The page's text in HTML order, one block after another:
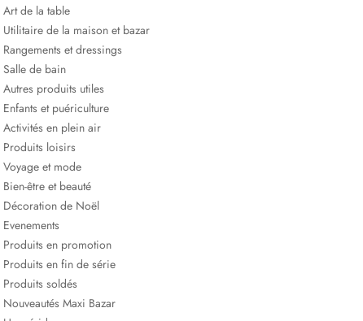
Art de la table
Utilitaire de la maison et bazar
Rangements et dressings
Salle de bain
Autres produits utiles
Enfants et puériculture
Activités en plein air
Produits loisirs
Voyage et mode
Bien-être et beauté
Décoration de Noël
Evenements
Produits en promotion
Produits en fin de série
Produits soldés
Nouveautés Maxi Bazar